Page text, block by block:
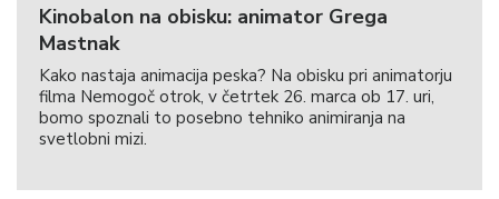
Kinobalon na obisku: animator Grega
Mastnak
Kako nastaja animacija peska? Na obisku pri animatorju
filma Nemogoč otrok, v četrtek 26. marca ob 17. uri,
bomo spoznali to posebno tehniko animiranja na
svetlobni mizi.